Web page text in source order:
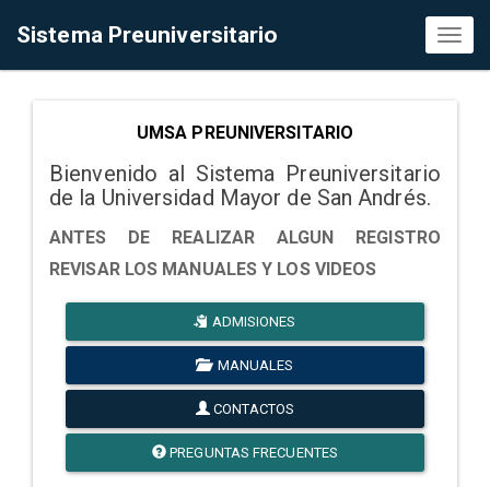
Sistema Preuniversitario
UMSA PREUNIVERSITARIO
Bienvenido al Sistema Preuniversitario
de la Universidad Mayor de San Andrés.
ANTES DE REALIZAR ALGUN REGISTRO
REVISAR LOS MANUALES Y LOS VIDEOS
ADMISIONES
MANUALES
CONTACTOS
PREGUNTAS FRECUENTES